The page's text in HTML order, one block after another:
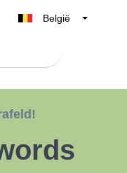
België
Nederland
España